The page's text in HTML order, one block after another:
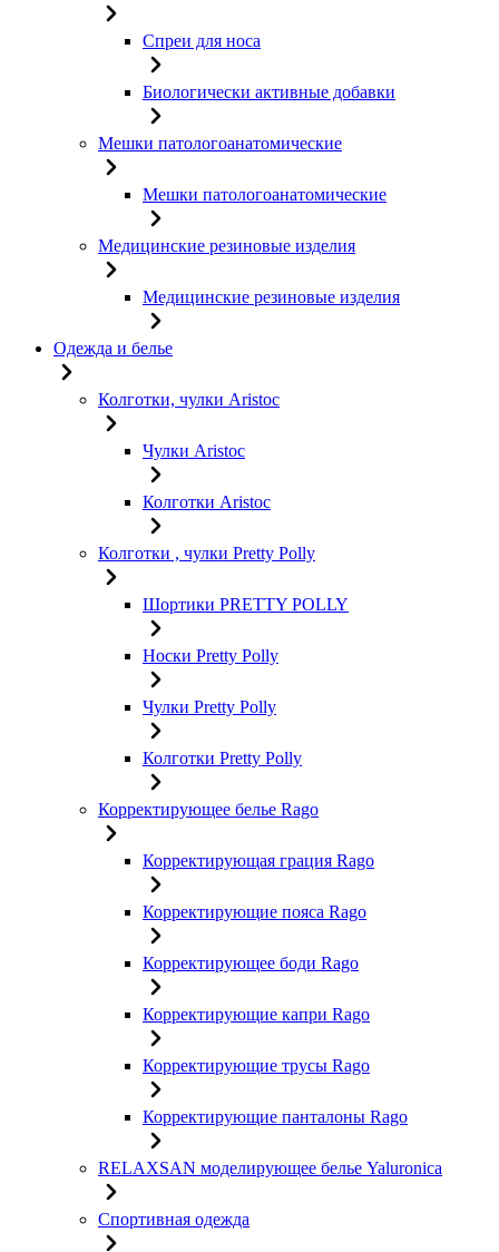
Спреи для носа
Биологически активные добавки
Мешки патологоанатомические
Мешки патологоанатомические
Медицинские резиновые изделия
Медицинские резиновые изделия
Одежда и белье
Колготки, чулки Aristoc
Чулки Aristoc
Колготки Aristoc
Колготки , чулки Pretty Polly
Шортики PRETTY POLLY
Носки Pretty Polly
Чулки Pretty Polly
Колготки Pretty Polly
Корректирующее белье Rago
Корректирующая грация Rago
Корректирующие пояса Rago
Корректирующее боди Rago
Корректирующие капри Rago
Корректирующие трусы Rago
Корректирующие панталоны Rago
RELAXSAN моделирующее белье Yaluroniсa
Спортивная одежда